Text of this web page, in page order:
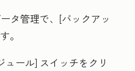
タ管理で、[バックアッ
。
ュール] スイッチをクリ